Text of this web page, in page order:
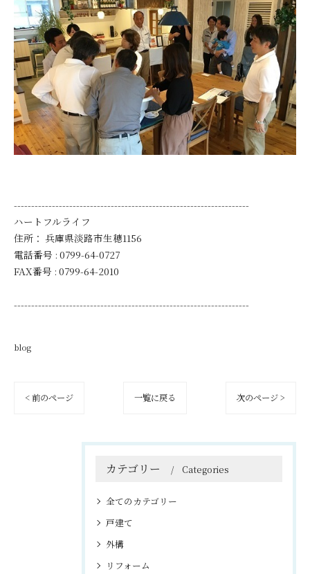
--------------------------------------------------------------------
ハートフルライフ
住所： 兵庫県淡路市生穂1156
電話番号 : 0799-64-0727
FAX番号 : 0799-64-2010
--------------------------------------------------------------------
blog
< 前のページ 一覧に戻る 次のページ >
カテゴリー Categories
全てのカテゴリー
戸建て
外構
リフォーム